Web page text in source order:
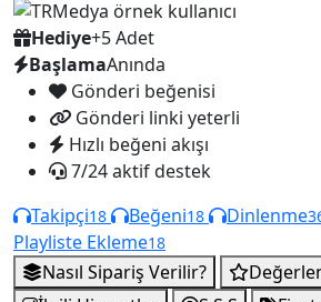
Hediye+5 Adet
BaşlamaAnında
Gönderi beğenisi
Gönderi linki yeterli
Hızlı beğeni akışı
7/24 aktif destek
Takipçi18 Beğeni18 Dinlenme
Playliste Ekleme18
Nasıl Sipariş Verilir?